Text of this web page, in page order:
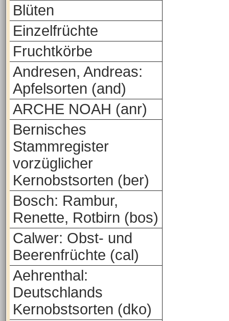
Blüten
Einzelfrüchte
Fruchtkörbe
Andresen, Andreas:
Apfelsorten (and)
ARCHE NOAH (anr)
Bernisches
Stammregister
vorzüglicher
Kernobstsorten (ber)
Bosch: Rambur,
Renette, Rotbirn (bos)
Calwer: Obst- und
Beerenfrüchte (cal)
Aehrenthal:
Deutschlands
Kernobstsorten (dko)